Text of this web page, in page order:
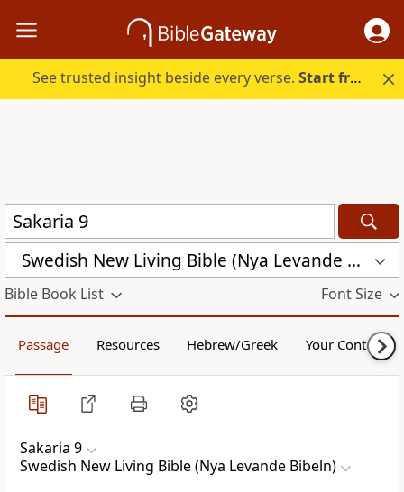
See trusted insight beside every verse.Start free.
Swedish New Living Bible (Nya Levande Bibeln) (SVL)
Bible Book List Font Size
Passage Resources Hebrew/Greek Your Content
Sakaria 9
Swedish New Living Bible (Nya Levande Bibeln)